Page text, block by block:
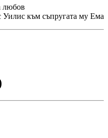
любов
към съпругата му Ема